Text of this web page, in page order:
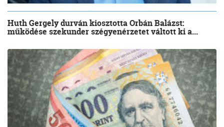
Huth Gergely durván kiosztotta Orbán Balázst:
működése szekunder szégyenérzetet váltott ki a...